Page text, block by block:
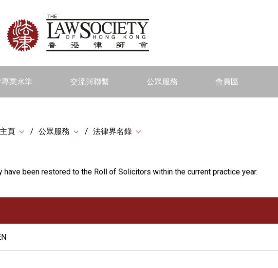
業水準 交流與聯繫 公眾服務 會員區
主頁 公眾服務 法律界名錄
have been restored to the Roll of Solicitors within the current practice year.